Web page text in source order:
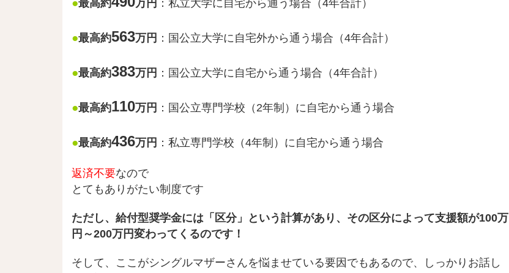
最高約 万円 ：私立大学に自宅から通う場合 （4年合計）
●最高約563万円 ：国公立大学に自宅外から通う場合 （4年合計）
●最高約383万円 ：国公立大学に自宅から通う場合 （4年合計）
●最高約110万円 ：国公立専門学校（2年制）に自宅から通う場合
●最高約436万円 ：私立専門学校（4年制）に自宅から通う場合
返済不要なので
とてもありがたい制度です
ただし、給付型奨学金には「区分」という計算があり、その区分によって支援額が100万
円～200万円変わってくるのです！
そして、ここがシングルマザーさんを悩ませている要因でもあるので、しっかりお話し